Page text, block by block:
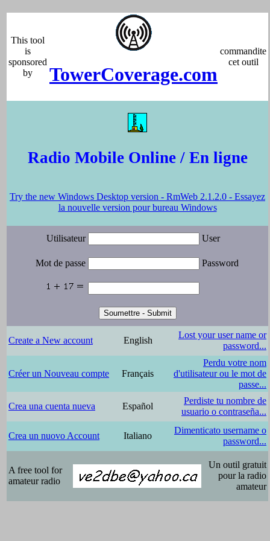
This tool
is
sponsored
by
TowerCoverage.com
commandite
cet outil
Radio Mobile Online / En ligne
Try the new Windows Desktop version - RmWeb 2.1.2.0 - Essayez
la nouvelle version pour bureau Windows
Utilisateur User
Mot de passe Password
Create a New account English
Lost your user name or
password...
Créer un Nouveau compte Français
Perdu votre nom
d'utilisateur ou le mot de
passe...
Crea una cuenta nueva Español
Perdiste tu nombre de
usuario o contraseña...
Crea un nuovo Account Italiano
Dimenticato username o
password...
A free tool for
amateur radio
Un outil gratuit
pour la radio
amateur